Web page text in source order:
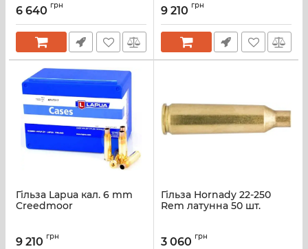
6 640 грн 9 210 грн
Гільза Lapua кал. 6 mm
Creedmoor
9 210 грн
Гільза Hornady 22-250
Rem латунна 50 шт.
3 060 грн